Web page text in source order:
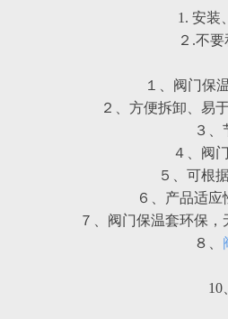
1. 安装
２.不要
１、阀门保
２、方便拆卸、易
３
４、阀
５、可根
６、产品适
７、阀门保温套环保
８、
10